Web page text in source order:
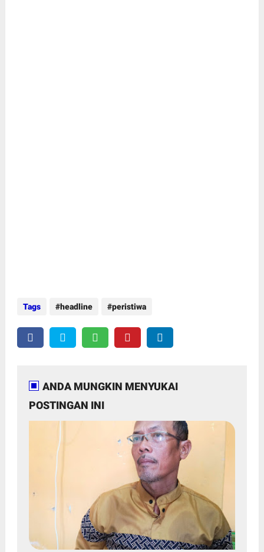
Tags headline peristiwa
ANDA MUNGKIN MENYUKAI
POSTINGAN INI